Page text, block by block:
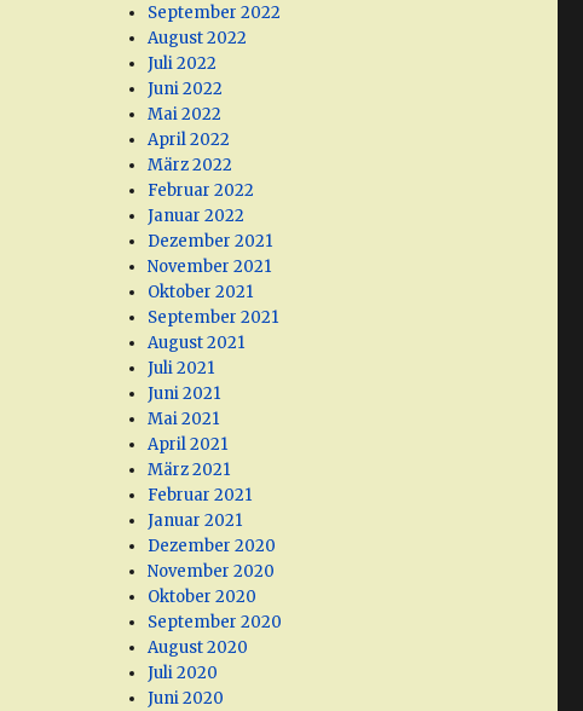
September 2022
August 2022
Juli 2022
Juni 2022
Mai 2022
April 2022
März 2022
Februar 2022
Januar 2022
Dezember 2021
November 2021
Oktober 2021
September 2021
August 2021
Juli 2021
Juni 2021
Mai 2021
April 2021
März 2021
Februar 2021
Januar 2021
Dezember 2020
November 2020
Oktober 2020
September 2020
August 2020
Juli 2020
Juni 2020